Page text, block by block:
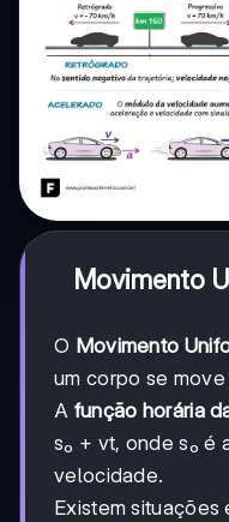
Movimento
O Movimento
um corpo se
A função horária
s₀ + vt, onde s₀ é
velocidade.
Existem situações